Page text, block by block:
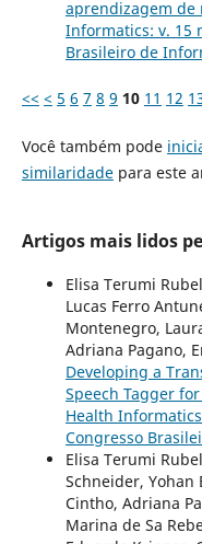
aprendizagem de
Informatics: v. 15
Brasileiro de
<< < 5 6 7 8 9 10 11 12
Você também pode
similaridadepara este
Artigos mais lidos
Elisa Terumi
Lucas Ferro
Montenegro,
Adriana Pagano,
Developing a
Speech Tagger
Health
Congresso
Elisa Terumi
Schneider, Yohan
Cintho, Adriana
Marina de Sa